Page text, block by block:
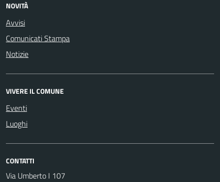
NOVITÀ
Avvisi
Comunicati Stampa
Notizie
VIVERE IL COMUNE
Eventi
Luoghi
CONTATTI
Via Umberto I 107